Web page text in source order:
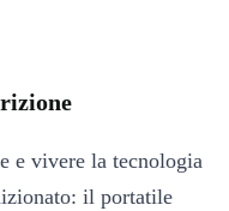
e vivere la tecnologia
il portatile